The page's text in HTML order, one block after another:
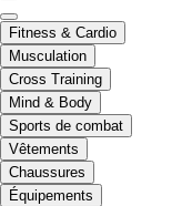
Fitness & Cardio
Musculation
Cross Training
Mind & Body
Sports de combat
Vêtements
Chaussures
Équipements